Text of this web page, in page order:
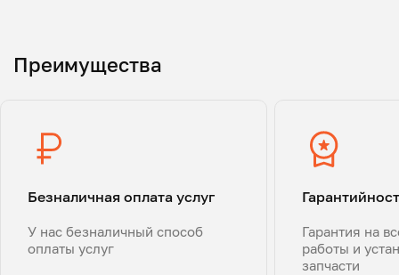
Преимущества
Безналичная оплата услуг
У нас безналичный способ
оплаты услуг
Гарантия на
работы и
запчасти